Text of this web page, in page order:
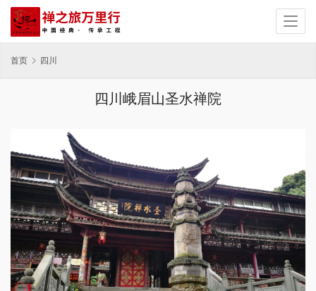
首页 四川
四川峨眉山圣水禅院